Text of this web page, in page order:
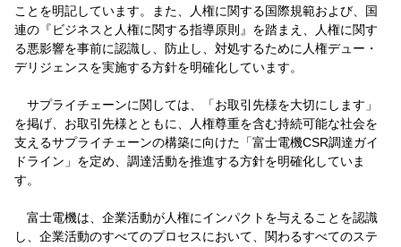
ことを明記しています。また、人権に関する国際規範および、国
連の『ビジネスと人権に関する指導原則』を踏まえ、人権に関す
る悪影響を事前に認識し、防止し、対処するために人権デュー・
デリジェンスを実施する方針を明確化しています。
サプライチェーンに関しては、「お取引先様を大切にします」
を掲げ、お取引先様とともに、人権尊重を含む持続可能な社会を
支えるサプライチェーンの構築に向けた「富士電機CSR調達ガイ
ドライン」を定め、調達活動を推進する方針を明確化していま
す。
富士電機は、企業活動が人権にインパクトを与えることを認識
し、企業活動のすべてのプロセスにおいて、関わるすべてのステ